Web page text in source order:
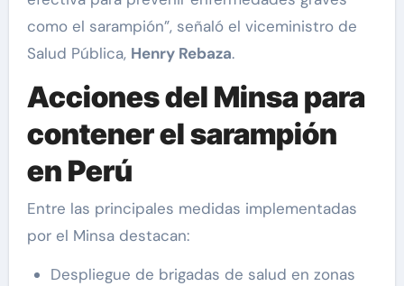
como el sarampión”, señaló el viceministro de
Salud Pública, Henry Rebaza.
Acciones del Minsa para
contener el sarampión
en Perú
Entre las principales medidas implementadas
por el Minsa destacan:
Despliegue de brigadas de salud en zonas